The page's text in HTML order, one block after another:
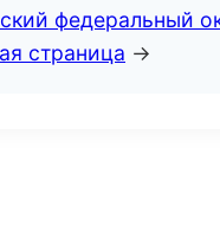
федеральный
страница →